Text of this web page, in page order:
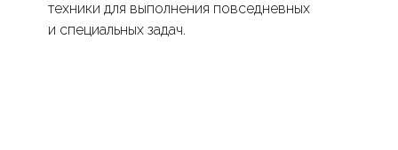
техники для выполнения повседневных
и специальных задач.